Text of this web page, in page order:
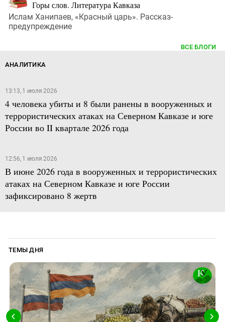
Горы слов. Литература Кавказа
Ислам Ханипаев, «Красный царь». Рассказ-
предупреждение
ВСЕ БЛОГИ
АНАЛИТИКА
13:13, 1 июля 2026
4 человека убиты и 8 были ранены в вооруженных и
террористических атаках на Северном Кавказе и юге
России во II квартале 2026 года
12:56, 1 июля 2026
В июне 2026 года в вооруженных и террористических
атаках на Северном Кавказе и юге России
зафиксировано 8 жертв
ТЕМЫ ДНЯ